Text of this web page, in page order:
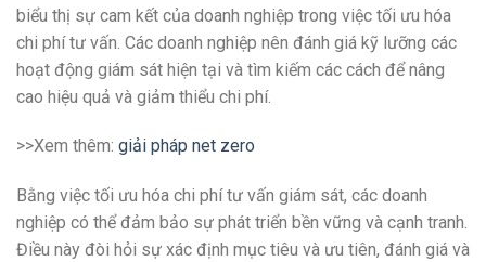
biểu thị sự cam kết của doanh nghiệp trong việc tối ưu hóa
chi phí tư vấn. Các doanh nghiệp nên đánh giá kỹ lưỡng các
hoạt động giám sát hiện tại và tìm kiếm các cách để nâng
cao hiệu quả và giảm thiểu chi phí.
>>Xem thêm: giải pháp net zero
Bằng việc tối ưu hóa chi phí tư vấn giám sát, các doanh
nghiệp có thể đảm bảo sự phát triển bền vững và cạnh tranh.
Điều này đòi hỏi sự xác định mục tiêu và ưu tiên, đánh giá và